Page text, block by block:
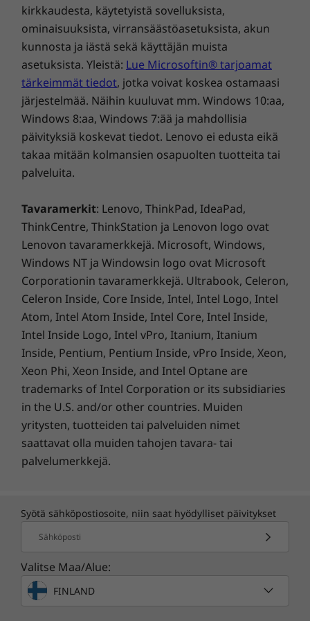
Täydelliset muotokuvat
Tekoälypohjainen
muotokuvaominaisuus segmentoi
kuvan tarkasti käyttämällä edistyneitä
algoritmeja luodakseen
luonnonmukaisia sumennuksia ja
elävöittäviä syvyystehosteita, jotka
tekevät muotokuvista kauniita ja
todentuntuisia.
Jatka pidempään. Lataa
Työskentele ja pelaa sydämesi
Näyttö
6,72 tuuman näyttö
Näytön teknologia
LCD | 60 Hz virkistystaajuus
Näytön resoluutio
FHD+ (2 400 x 1 080) | 391 ppi
Näytön kuvasuhde
Näytön ja rungon suhde
Active Area-Body (AA-Body): 86,71 %
Active Area-Touch Panel (AA-TP): 91,64 %
akku
Akku
5200 mAh
Tukee 5-18 W:n pikalatausta
Lataaminen
Tukee 18 W:n latausta5
Värit
Värit
Gravity Grey
Iguana Green
kamera
kirkkaudesta, käytetyistä sovelluksista,
ominaisuuksista, virransäästöasetuksista, akun
kunnosta ja iästä sekä käyttäjän muista
asetuksista. Yleistä: Lue Microsoftin® tarjoamat
tärkeimmät tiedot, jotka voivat koskea ostamaasi
järjestelmää. Näihin kuuluvat mm. Windows 10:aa,
Windows 8:aa, Windows 7:ää ja mahdollisia
päivityksiä koskevat tiedot. Lenovo ei edusta eikä
takaa mitään kolmansien osapuolten tuotteita tai
palveluita.
Tavaramerkit: Lenovo, ThinkPad, IdeaPad,
ThinkCentre, ThinkStation ja Lenovon logo ovat
Lenovon tavaramerkkejä. Microsoft, Windows,
Windows NT ja Windowsin logo ovat Microsoft
Corporationin tavaramerkkejä. Ultrabook, Celeron,
Celeron Inside, Core Inside, Intel, Intel Logo, Intel
Atom, Intel Atom Inside, Intel Core, Intel Inside,
Intel Inside Logo, Intel vPro, Itanium, Itanium
Inside, Pentium, Pentium Inside, vPro Inside, Xeon,
Xeon Phi, Xeon Inside, and Intel Optane are
trademarks of Intel Corporation or its subsidiaries
in the U.S. and/or other countries. Muiden
yritysten, tuotteiden tai palveluiden nimet
saattavat olla muiden tahojen tavara- tai
palvelumerkkejä.
Syötä sähköpostiosoite, niin saat hyödylliset päivitykset
Sähköposti
Valitse Maa/Alue:
FINLAND